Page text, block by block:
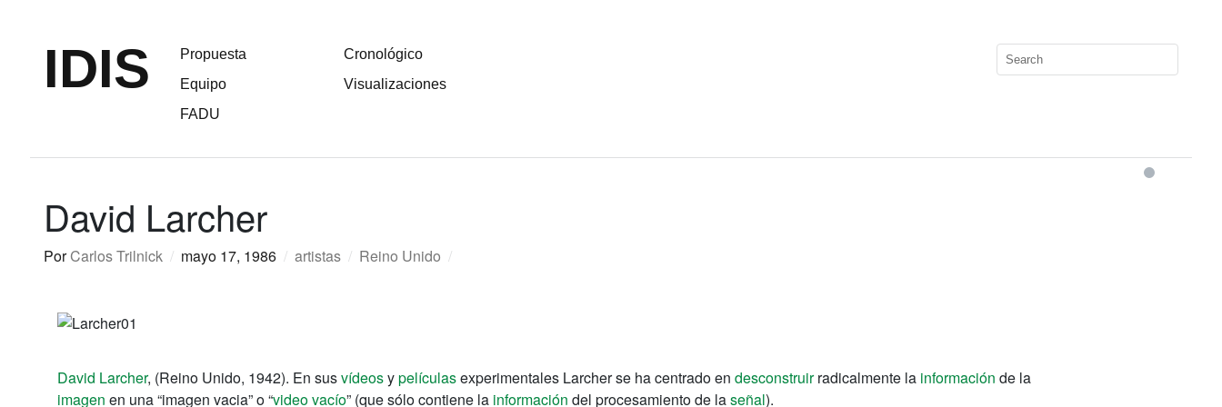
IDIS
Propuesta
Equipo
FADU
Cronológico
Visualizaciones
David Larcher
PorCarlos Trilnick / mayo 17, 1986 / artistas / Reino Unido /
David Larcher, (Reino Unido, 1942). En susvídeosypelículasexperimentales Larcherse ha centrado en desconstruir radicalmente la información de la
imagen en una “imagen vacia”o“video vacío” (que sólo contiene la información del procesamiento de laseñal).